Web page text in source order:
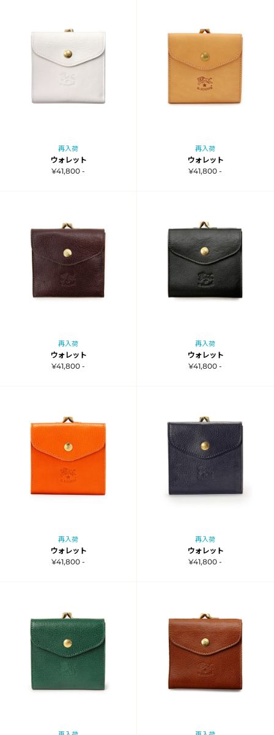
再入荷
ウォレット
¥41,800 -
再入荷
ウォレット
¥41,800 -
再入荷
ウォレット
¥41,800 -
再入荷
ウォレット
¥41,800 -
再入荷
ウォレット
¥41,800 -
再入荷
ウォレット
¥41,800 -